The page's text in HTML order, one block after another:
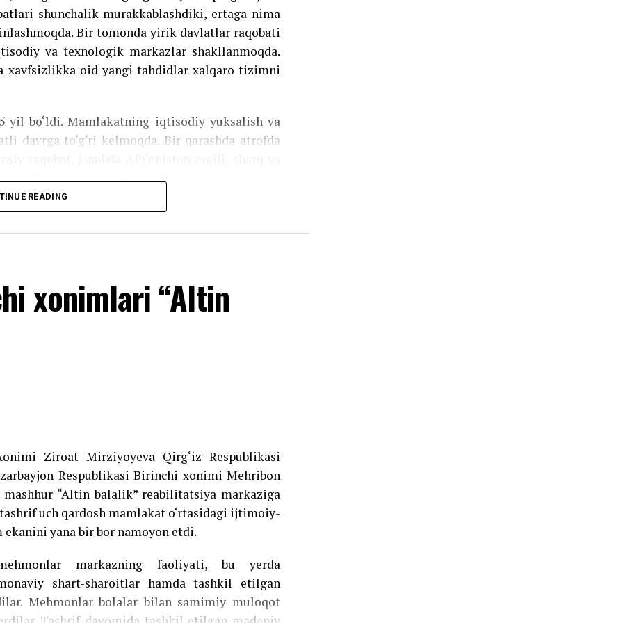
ochiq, konstruktiv va inson manfaatlariga
Davlatimiz rahbarining global tashabbuslari
yaqqol isbotidir.
shunchalik murakkablashdiki, ertaga nima
Bir tomonda yirik davlatlar raqobati
va texnologik markazlar shakllanmoqda.
xavfsizlikka oid yangi tahdidlar xalqaro tizimni
yil bo‘ldi. Mamlakatning iqtisodiy yuksalish va
davrga to‘g‘ri kelmoqda. Bir qarashda atrofda
to‘qnashuvi mavjud. O‘zbekiston mana
saqlab qola olmoqda. Xo‘sh, bunga qanday
hududlardan biri sifatida qaralmoqda.
bog‘lovchi strategik makonda joylashgan bo‘lib,
diqqat markazida turibdi. O‘zbekiston
davlatdir.
davlatlar bilan chegaradosh bo‘lgan yagona
integratsiya jarayonlarida muhim o‘rin tutish
Xitoy, Yevropa Ittifoqi, Turkiya, AQSh va
nuqtaga aylantirgan. Shu sababli mamlakat
bog‘lanib qolmasdan, barcha hamkorlar bilan
intilmoqda.
ochiqlik va amaliy hamkorlik tamoyillari
READING
xonimlari “Altin
Ziroat Mirziyoyeva Qirg‘iz Respublikasi
Respublikasi Birinchi xonimi Mehribon
“Altin balalik” reabilitatsiya markaziga
uch qardosh mamlakat o‘rtasidagi ijtimoiy-
yana bir bor namoyon etdi.
markazning faoliyati, bu yerda
shart-sharoitlar hamda tashkil etilgan
Mehmonlar bolalar bilan samimiy muloqot